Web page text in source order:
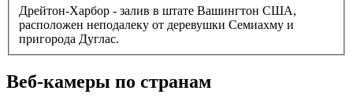
Дрейтон-Харбор - залив в штате Вашингтон США,
расположен неподалеку от деревушки Семиахму и
пригорода Дуглас.
Веб-камеры по странам